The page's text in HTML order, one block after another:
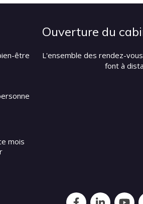
être
mois
Ouverture du
L'ensemble des rendez-
font à